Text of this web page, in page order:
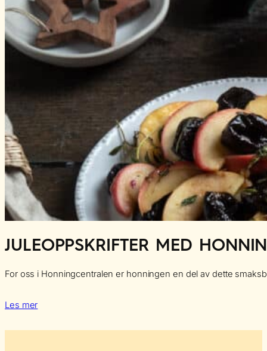
JULEOPPSKRIFTER MED
For oss i Honningcentralen er honningen en del av dette
Les mer